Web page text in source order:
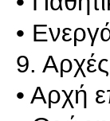
•
9.
• Αρχή